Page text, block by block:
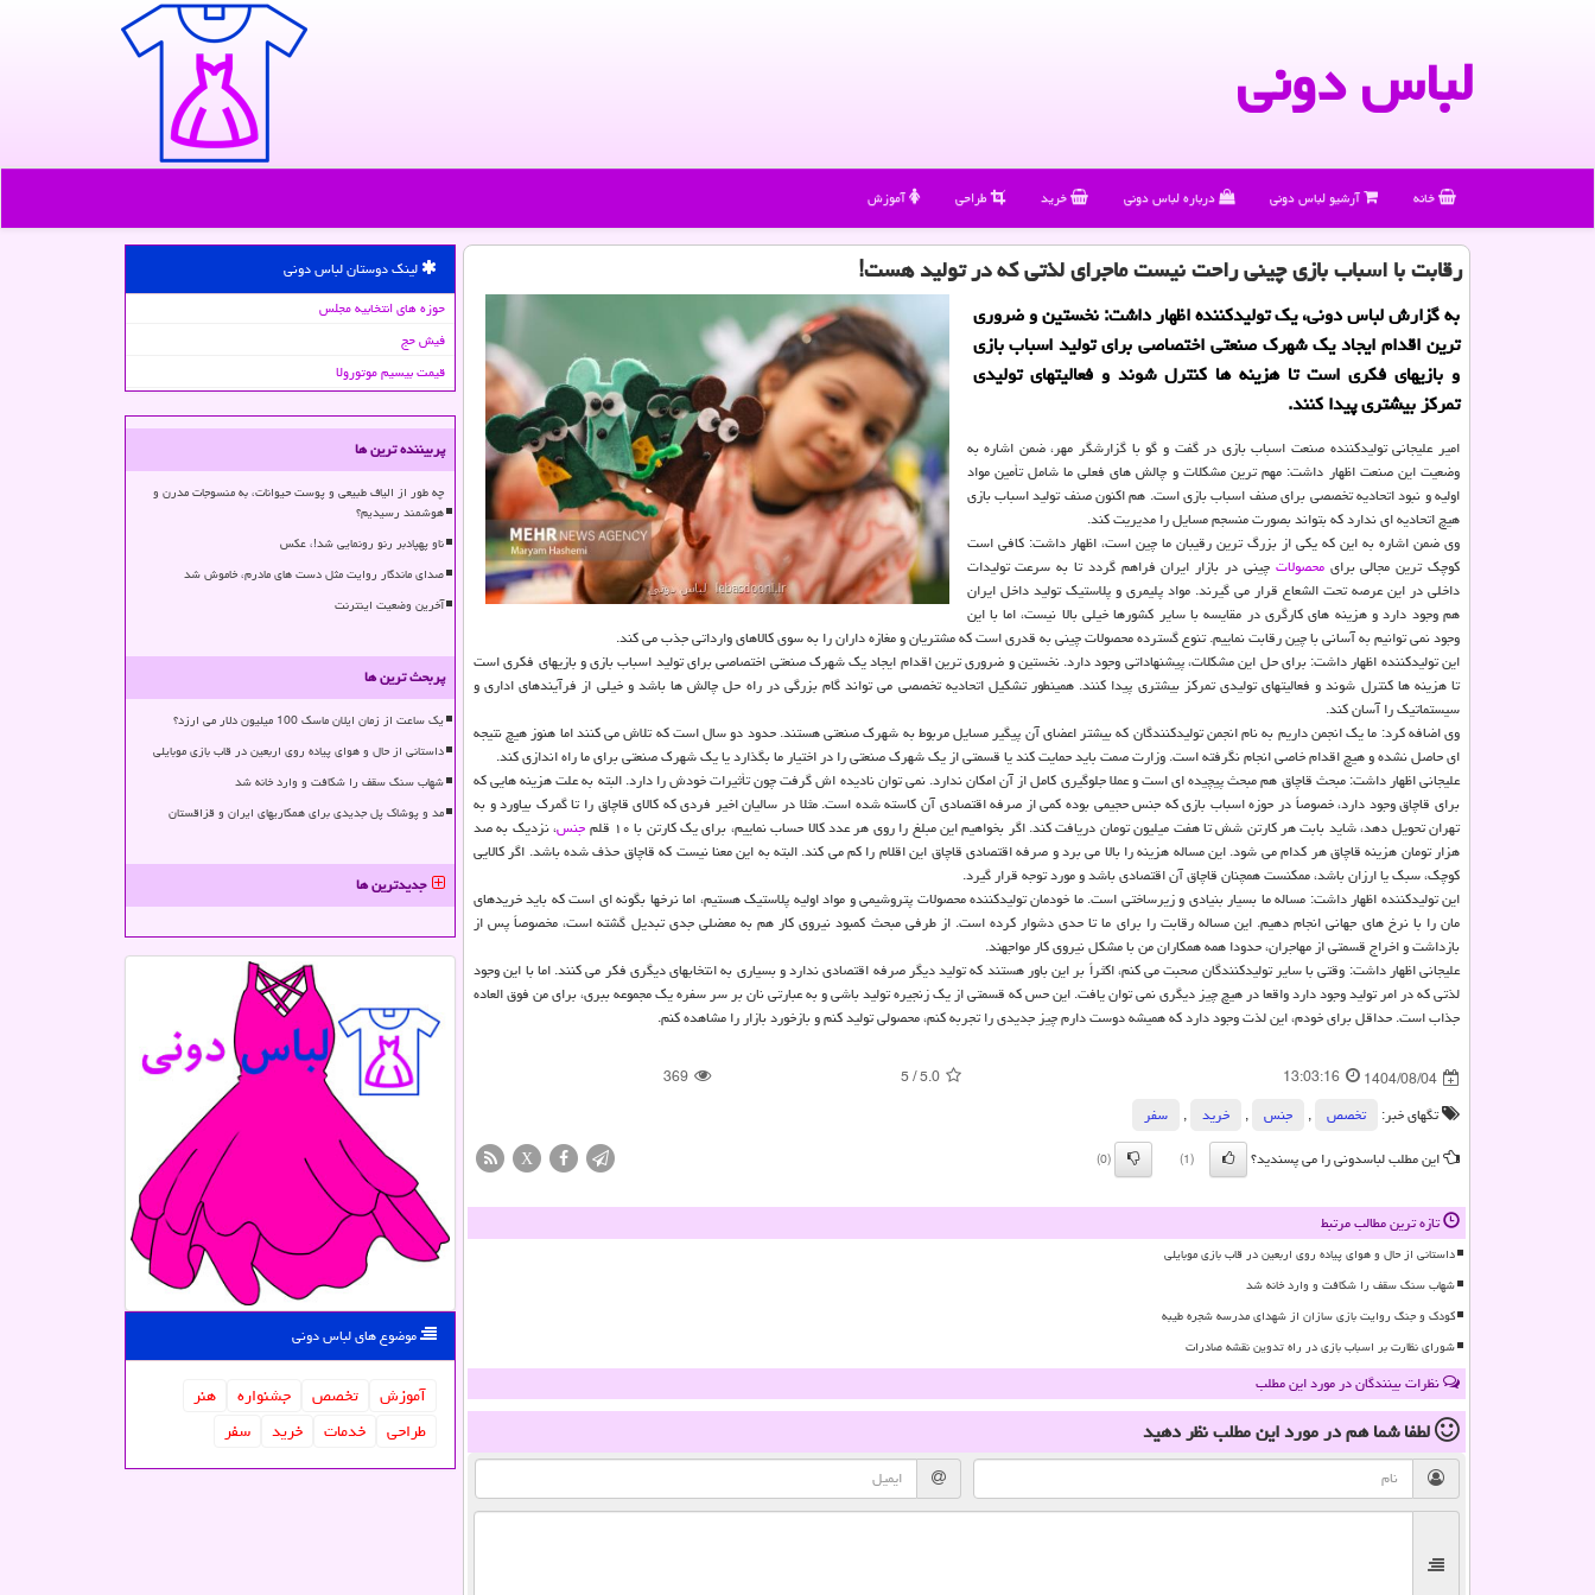
لباس دونی
خانه آرشیو لباس دونی درباره لباس دونی خرید طراحی آموزش
رقابت با اسباب بازی چینی راحت نیست ماجرای لذتی که در تولید هست!
به گزارش لباس دونی، یک تولیدکننده اظهار داشت: نخستین و ضروری
ترین اقدام ایجاد یک شهرک صنعتی اختصاصی برای تولید اسباب بازی
و بازیهای فکری است تا هزینه ها کنترل شوند و فعالیتهای تولیدی
تمرکز بیشتری پیدا کنند.
امیر علیجانی تولیدکننده صنعت اسباب بازی در گفت و گو با گزارشگر مهر، ضمن اشاره به
وضعیت این صنعت اظهار داشت: مهم ترین مشکلات و چالش های فعلی ما شامل تأمین مواد
اولیه و نبود اتحادیه تخصصی برای صنف اسباب بازی است. هم اکنون صنف تولید اسباب بازی
هیچ اتحادیه ای ندارد که بتواند بصورت منسجم مسایل را مدیریت کند.
وی ضمن اشاره به این که یکی از بزرگ ترین رقیبان ما چین است، اظهار داشت: کافی است
کوچک ترین مجالی برایمحصولات چینی در بازار ایران فراهم گردد تا به سرعت تولیدات
داخلی در این عرصه تحت الشعاع قرار می گیرند. مواد پلیمری و پلاستیک تولید داخل ایران
هم وجود دارد و هزینه های کارگری در مقایسه با سایر کشورها خیلی بالا نیست، اما با این
وجود نمی توانیم به آسانی با چین رقابت نماییم. تنوع گسترده محصولات چینی به قدری است که مشتریان و مغازه داران را به سوی کالاهای وارداتی جذب می کند.
این تولیدکننده اظهار داشت: برای حل این مشکلات، پیشنهاداتی وجود دارد. نخستین و ضروری ترین اقدام ایجاد یک شهرک صنعتی اختصاصی برای تولید اسباب بازی و بازیهای فکری است
تا هزینه ها کنترل شوند و فعالیتهای تولیدی تمرکز بیشتری پیدا کنند. همینطور تشکیل اتحادیه تخصصی می تواند گام بزرگی در راه حل چالش ها باشد و خیلی از فرآیندهای اداری و
سیستماتیک را آسان کند.
وی اضافه کرد: ما یک انجمن داریم به نام انجمن تولیدکنندگان که بیشتر اعضای آن پیگیر مسایل مربوط به شهرک صنعتی هستند. حدود دو سال است که تلاش می کنند اما هنوز هیچ نتیجه
ای حاصل نشده و هیچ اقدام خاصی انجام نگرفته است. وزارت صمت باید حمایت کند یا قسمتی از یک شهرک صنعتی را در اختیار ما بگذارد یا یک شهرک صنعتی برای ما راه اندازی کند.
علیجانی اظهار داشت: مبحث قاچاق هم مبحث پیچیده ای است و عملا جلوگیری کامل از آن امکان ندارد. نمی توان نادیده اش گرفت چون تأثیرات خودش را دارد. البته به علت هزینه هایی که
برای قاچاق وجود دارد، خصوصاً در حوزه اسباب بازی که جنس حجیمی بوده کمی از صرفه اقتصادی آن کاسته شده است. مثلا در سالیان اخیر فردی که کالای قاچاق را تا گمرک بیاورد و به
تهران تحویل دهد، شاید بابت هر کارتن شش تا هفت میلیون تومان دریافت کند. اگر بخواهیم این مبلغ را روی هر عدد کالا حساب نماییم، برای یک کارتن با ۱۰ قلم
جنس، نزدیک به صد
هزار تومان هزینه قاچاق هر کدام می شود. این مساله هزینه را بالا می برد و صرفه اقتصادی قاچاق این اقلام را کم می کند. البته به این معنا نیست که قاچاق حذف شده باشد. اگر کالایی
کوچک، سبک یا ارزان باشد، ممکنست همچنان قاچاق آن اقتصادی باشد و مورد توجه قرار گیرد.
این تولیدکننده اظهار داشت: مساله ما بسیار بنیادی و زیرساختی است. ما خودمان تولیدکننده محصولات پتروشیمی و مواد اولیه پلاستیک هستیم، اما نرخها بگونه ای است که باید خریدهای
مان را با نرخ های جهانی انجام دهیم. این مساله رقابت را برای ما تا حدی دشوار کرده است. از طرفی مبحث کمبود نیروی کار هم به معضلی جدی تبدیل گشته است، مخصوصاً پس از
بازداشت و اخراج قسمتی از مهاجران، حدودا همه همکاران من با مشکل نیروی کار مواجهند.
علیجانی اظهار داشت: وقتی با سایر تولیدکنندگان صحبت می کنم، اکثراً بر این باور هستند که تولید دیگر صرفه اقتصادی ندارد و بسیاری به انتخابهای دیگری فکر می کنند. اما با این وجود
لذتی که در امر تولید وجود دارد واقعا در هیچ چیز دیگری نمی توان یافت. این حس که قسمتی از یک زنجیره تولید باشی و به عبارتی نان بر سر سفره یک مجموعه ببری، برای من فوق العاده
جذاب است. حداقل برای خودم، این لذت وجود دارد که همیشه دوست دارم چیز جدیدی را تجربه کنم، محصولی تولید کنم و بازخورد بازار را مشاهده کنم.
1404/08/04
13:03:16
5.0
/
5
369
تگهای خبر:
تخصص , جنس , خرید ,
سفر
این مطلب لباسدونی را می پسندید؟
(1)
(0)
X
تازه ترین مطالب مرتبط
داستانی از حال و هوای پیاده روی اربعین در قاب بازی موبایلی
شهاب سنگ سقف را شکافت و وارد خانه شد
کودک و جنگ روایت بازی سازان از شهدای مدرسه شجره طیبه
شورای نظارت بر اسباب بازی در راه تدوین نقشه صادرات
نظرات بینندگان در مورد این مطلب
لطفا شما همدر مورد این مطلبنظر دهید
لینک دوستان لباس دونی
حوزه های انتخابیه مجلس
فیش حج
قیمت بیسیم موتورولا
پربیننده ترین ها
چه طور از الیاف طبیعی و پوست حیوانات، به منسوجات مدرن و
هوشمند رسیدیم؟
ناو پهپادبر رنو رونمایی شد!، عکس
صدای ماندگار روایت مثل دست های مادرم، خاموش شد
آخرین وضعیت اینترنت
پربحث ترین ها
یک ساعت از زمان ایلان ماسک 100 میلیون دلار می ارزد؟
داستانی از حال و هوای پیاده روی اربعین در قاب بازی موبایلی
شهاب سنگ سقف را شکافت و وارد خانه شد
مد و پوشاک پل جدیدی برای همکاریهای ایران و قزاقستان
جدیدترین ها
موضوع های لباس دونی
آموزش تخصص جشنواره
هنر
طراحی
خدمات خرید سفر